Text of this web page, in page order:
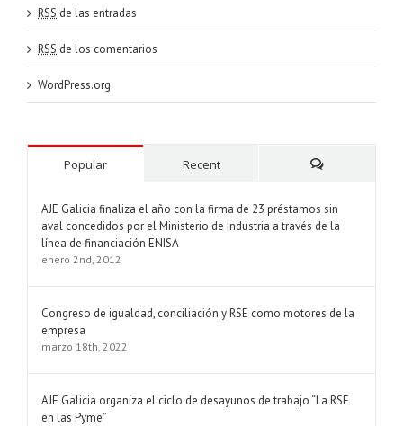
RSS de las entradas
RSS de los comentarios
WordPress.org
Popular Recent
AJE Galicia finaliza el año con la firma de 23 préstamos sin
aval concedidos por el Ministerio de Industria a través de la
línea de financiación ENISA
enero 2nd, 2012
Congreso de igualdad, conciliación y RSE como motores de la
empresa
marzo 18th, 2022
AJE Galicia organiza el ciclo de desayunos de trabajo “La RSE
en las Pyme”